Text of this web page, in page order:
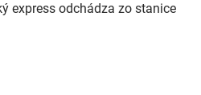
express odchádza zo stanice